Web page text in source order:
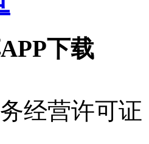
下载
经营许可